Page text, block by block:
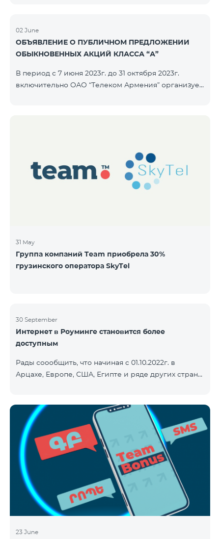
02 June
ОБЪЯВЛЕНИЕ О ПУБЛИЧНОМ ПРЕДЛОЖЕНИИ
ОБЫКНОВЕННЫХ АКЦИЙ КЛАССА “А”
В период с 7 июня 2023г. до 31 октября 2023г.
включительно ОАО “Телеком Армения” организует
ОБЬЕМ ПОКУПКИ 200 МИНИМАЛЬНАЯ СУММА
ПОКУПКИ 41,200 драмов ОРГАНИЗАТОР
31 May
Группа компаний Team приобрела 30%
грузинского оператора SkyTel
30 September
Интернет в Роуминге становится более
доступным
Рады соообщить, что начиная с 01.10.2022г. в
Арцахе, Европе, США, Египте и ряде других стран
звонки в Армению звонки – 150 драм/минута.
Исходящие звонки локальные – 500 драм/минута.
SMS – 150 драм. Полный список стран: Арцах,
Албания, Австралия, Австрия, Бельгия, Болгария,
Босния и Герцеговина, Великобритания, Венгрия,
Германия, Греция, Дания, Джерси, Египет,
Ирландия, Исландия, Испани
23 June